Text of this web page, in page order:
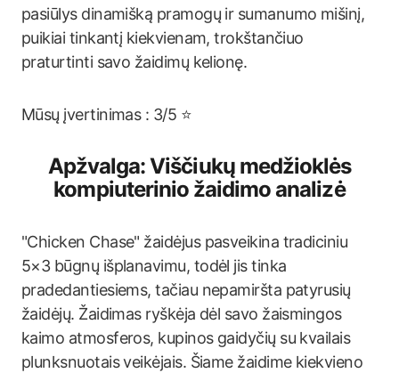
pasiūlys dinamišką pramogų ir sumanumo mišinį,
puikiai tinkantį kiekvienam, trokštančiuo
praturtinti savo žaidimų kelionę.
Mūsų įvertinimas : 3/5 ⭐
Apžvalga: Viščiukų medžioklės
kompiuterinio žaidimo analizė
"Chicken Chase" žaidėjus pasveikina tradiciniu
5×3 būgnų išplanavimu, todėl jis tinka
pradedantiesiems, tačiau nepamiršta patyrusių
žaidėjų. Žaidimas ryškėja dėl savo žaismingos
kaimo atmosferos, kupinos gaidyčių su kvailais
plunksnuotais veikėjais. Šiame žaidime kiekvieno